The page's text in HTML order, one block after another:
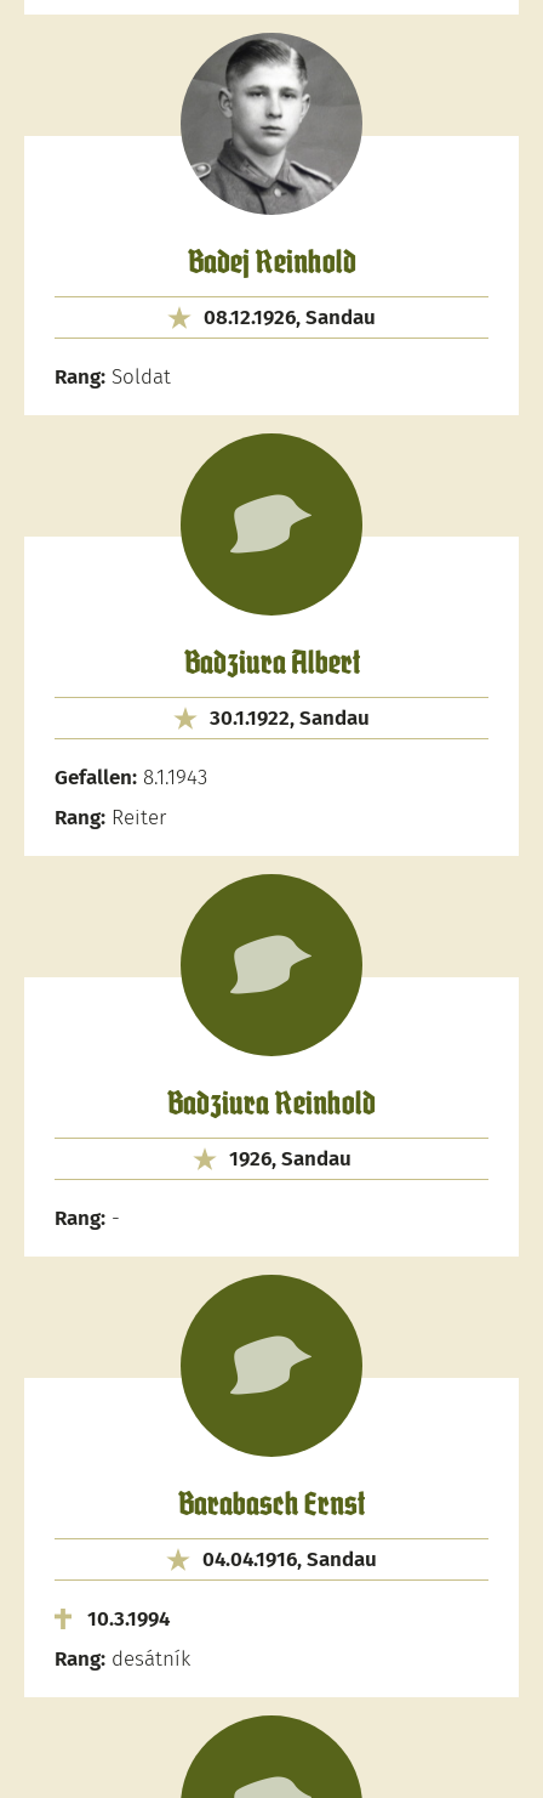
Badej Reinhold
08.12.1926, Sandau
Rang: Soldat
Badziura Albert
30.1.1922, Sandau
Gefallen: 8.1.1943
Rang: Reiter
Badziura Reinhold
1926, Sandau
Rang: -
Barabasch Ernst
04.04.1916, Sandau
10.3.1994
Rang: desátník